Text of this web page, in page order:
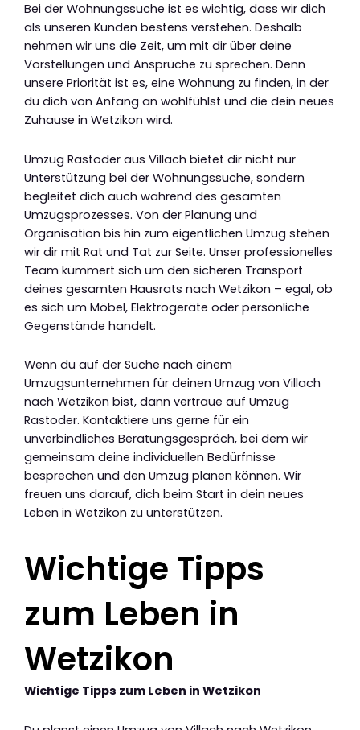
Bei der Wohnungssuche ist es wichtig, dass wir dich
als unseren Kunden bestens verstehen. Deshalb
nehmen wir uns die Zeit, um mit dir über deine
Vorstellungen und Ansprüche zu sprechen. Denn
unsere Priorität ist es, eine Wohnung zu finden, in der
du dich von Anfang an wohlfühlst und die dein neues
Zuhause in Wetzikon wird.
Umzug Rastoder aus Villach bietet dir nicht nur
Unterstützung bei der Wohnungssuche, sondern
begleitet dich auch während des gesamten
Umzugsprozesses. Von der Planung und
Organisation bis hin zum eigentlichen Umzug stehen
wir dir mit Rat und Tat zur Seite. Unser professionelles
Team kümmert sich um den sicheren Transport
deines gesamten Hausrats nach Wetzikon – egal, ob
es sich um Möbel, Elektrogeräte oder persönliche
Gegenstände handelt.
Wenn du auf der Suche nach einem
Umzugsunternehmen für deinen Umzug von Villach
nach Wetzikon bist, dann vertraue auf Umzug
Rastoder. Kontaktiere uns gerne für ein
unverbindliches Beratungsgespräch, bei dem wir
gemeinsam deine individuellen Bedürfnisse
besprechen und den Umzug planen können. Wir
freuen uns darauf, dich beim Start in dein neues
Leben in Wetzikon zu unterstützen.
Wichtige Tipps
zum Leben in
Wetzikon
Wichtige Tipps zum Leben in Wetzikon